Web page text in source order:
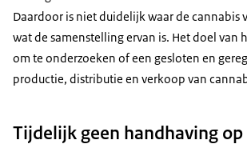
Daardoor is niet duidelijk waar de cannabis
wat de samenstelling ervan is. Het doel van
om te onderzoeken of een gesloten en
productie, distributie en verkoop van
Tijdelijk geen handhaving